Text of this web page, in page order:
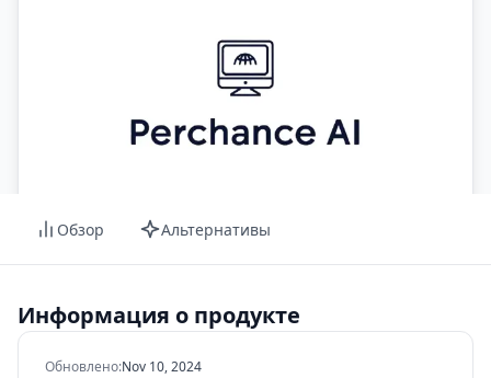
Обзор Альтернативы
Информация о продукте
Обновлено:Nov 10, 2024